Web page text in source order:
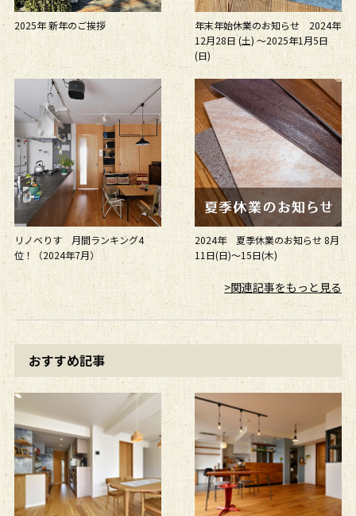
2025年 新年のご挨拶
年末年始休業のお知らせ 2024年
12月28日 (土) ～2025年1月5日
(日)
リノベりす 月間ランキング4
位！（2024年7月）
2024年 夏季休業のお知らせ 8月
11日(日)～15日(木)
>関連記事をもっと見る
おすすめ記事